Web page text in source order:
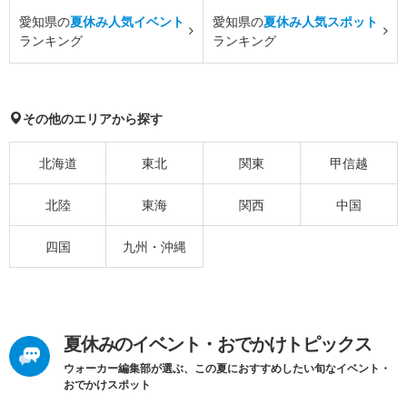
愛知県の夏休み人気イベント
ランキング
愛知県の夏休み人気スポット
ランキング
その他のエリアから探す
北海道 東北 関東 甲信越
北陸 東海 関西 中国
四国 九州・沖縄
夏休みのイベント・おでかけトピックス
ウォーカー編集部が選ぶ、この夏におすすめしたい旬なイベント・
おでかけスポット